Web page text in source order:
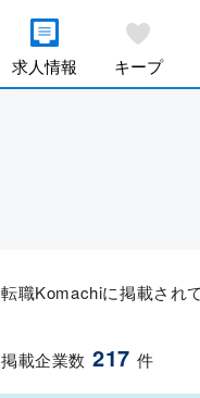
求人情報 キープ
転職Komachiに掲載され
掲載企業数 217 件